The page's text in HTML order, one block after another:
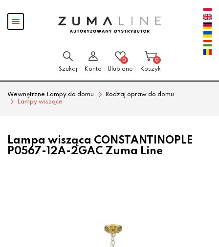
Pokaż
menu
Szukaj Konto
0
Ulubione
0
Koszyk
Wewnętrzne Lampy do domu
Rodzaj opraw do domu
Lampy wiszące
Lampa wisząca CONSTANTINOPLE
P0567-12A-2GAC Zuma Line